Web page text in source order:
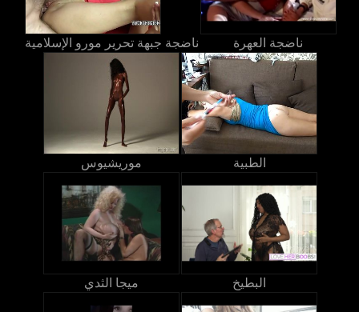
ناضجة جبهة تحرير مورو الإسلامية ناضجة العهرة
موريشيوس الطبية
ميجا الثدي البطيخ